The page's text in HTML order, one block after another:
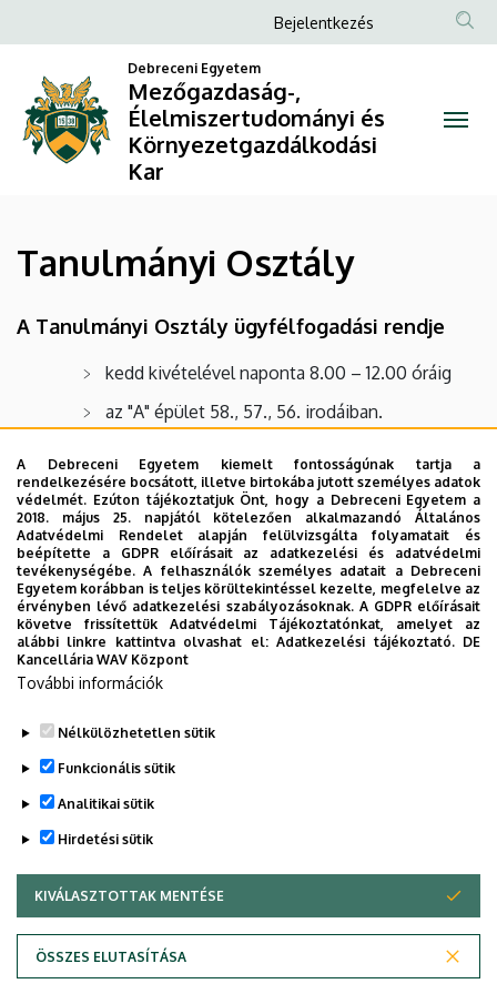
Osztály
Mezőgazdaság-,
és
Környezetgazdálkodási
Kar
a
Anonim
fiók
menüje
Bejelentkezés
Debreceni Egyetem
Mezőgazdaság-,
Élelmiszertudományi és
Környezetgazdálkodási
Kar
Tanulmányi Osztály
A Tanulmányi Osztály ügyfélfogadási rendje
kedd kivételével naponta 8.00 – 12.00 óráig
az "A" épület 58., 57., 56. irodáiban.
Munkatársaink
Gátiné Laskai Andrea ,ügyvivő-szakértő
Guthyné Kerekes Gizella, ügyintéző
Papp Mariett, külföldi hallgatói ügyintézésért
felelős
Legutóbbi frissítés: 2025. 02. 18. 12:02
Adatvédelem
A Debreceni Egyetem kiemelt fontosságúnak tartja a
rendelkezésére bocsátott, illetve birtokába jutott személyes adatok
védelmét. Ezúton tájékoztatjuk Önt, hogy a Debreceni Egyetem a
2018. május 25. napjától kötelezően alkalmazandó Általános
Adatvédelmi Rendelet alapján felülvizsgálta folyamatait és
beépítette a GDPR előírásait az adatkezelési és adatvédelmi
tevékenységébe. A felhasználók személyes adatait a Debreceni
Egyetem korábban is teljes körültekintéssel kezelte, megfelelve az
érvényben lévő adatkezelési szabályozásoknak. A GDPR előírásait
követve frissítettük Adatvédelmi Tájékoztatónkat, amelyet az
alábbi linkre kattintva olvashat el:Adatkezelési tájékoztató. DE
Kancellária WAV Központ
További információk
Nélkülözhetetlen sütik
Funkcionális sütik
Analitikai sütik
Hirdetési sütik
KIVÁLASZTOTTAK MENTÉSE
ÖSSZES ELUTASÍTÁSA
WITHDRAW CONSENT